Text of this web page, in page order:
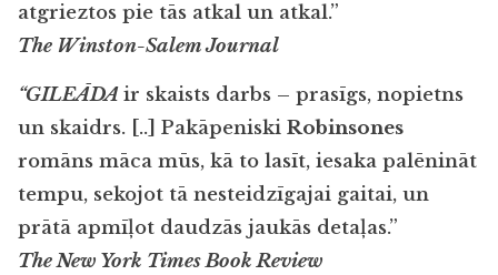
atgrieztos pie tās atkal un atkal.”
The Winston-Salem Journal
“GILEĀDAir skaists darbs – prasīgs, nopietns
un skaidrs. [..] Pakāpeniski Robinsones
romāns māca mūs, kā to lasīt, iesaka palēnināt
tempu, sekojot tā nesteidzīgajai gaitai, un
prātā apmīļot daudzās jaukās detaļas.”
The New York Times Book Review